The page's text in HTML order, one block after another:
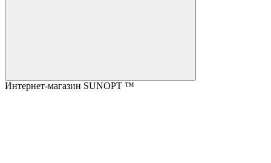
Интернет-магазин SUNOPT ™